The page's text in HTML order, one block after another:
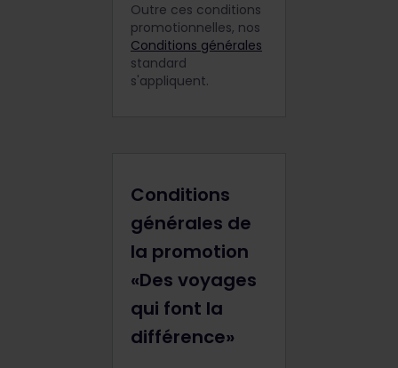
Outre ces conditions
promotionnelles, nos
Conditions générales
standard
s'appliquent.
Conditions
générales de
la promotion
«Des voyages
qui font la
différence»